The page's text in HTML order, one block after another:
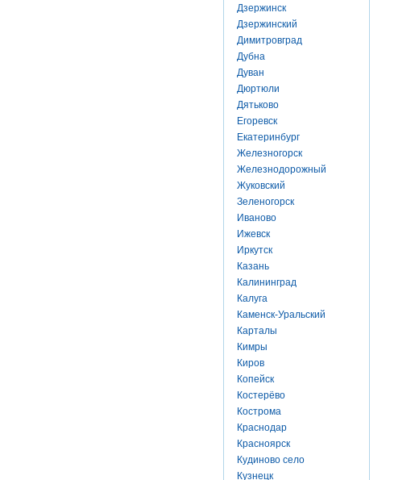
Дзержинск
Дзержинский
Димитровград
Дубна
Дуван
Дюртюли
Дятьково
Егоревск
Екатеринбург
Железногорск
Железнодорожный
Жуковский
Зеленогорск
Иваново
Ижевск
Иркутск
Казань
Калининград
Калуга
Каменск-Уральский
Карталы
Кимры
Киров
Копейск
Костерёво
Кострома
Краснодар
Красноярск
Кудиново село
Кузнецк